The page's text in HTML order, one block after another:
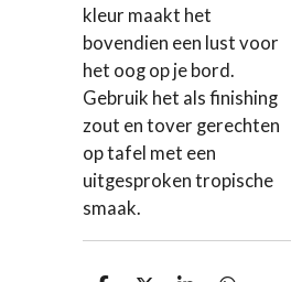
kleur maakt het
bovendien een lust voor
het oog op je bord.
Gebruik het als finishing
zout en tover gerechten
op tafel met een
uitgesproken tropische
smaak.